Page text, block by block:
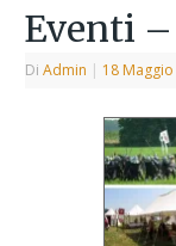
Eventi –
DiAdmin | 18